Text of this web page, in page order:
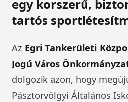
egy korszerű,
tartós
Az Egri Tankerületi
Jogú Város
dolgozik azon, hogy
Pásztorvölgyi Általános